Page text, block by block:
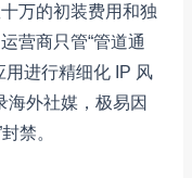
万的初装费用和独
营商只管“管道通
用进行精细化 IP 风
海外社媒，极易因
禁。